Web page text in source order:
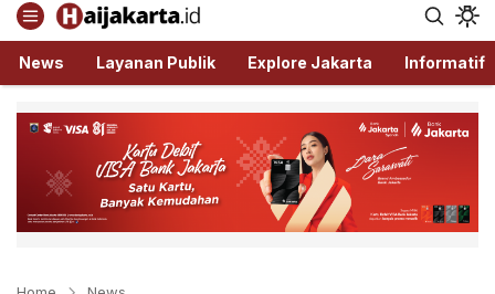
Haijakarta.id
Semua Tentang Jakarta Ada Disini!
News Layanan Publik Explore Jakarta Informatif